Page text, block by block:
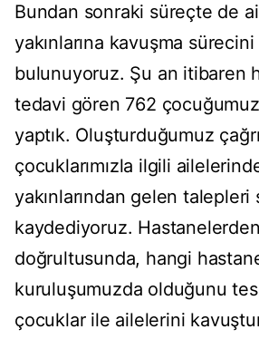
Bundan sonraki süreçte de
yakınlarına kavuşma sürecini
bulunuyoruz. Şu an itibaren
tedavi gören 762
yaptık. Oluşturduğumuz
çocuklarımızla ilgili
yakınlarından gelen talepleri
kaydediyoruz.
doğrultusunda, hangi
kuruluşumuzda olduğunu
çocuklar ile ailelerini